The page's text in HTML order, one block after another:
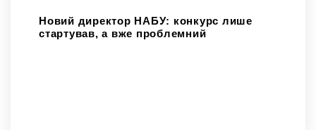
Новий директор НАБУ: конкурс лише
стартував, а вже проблемний